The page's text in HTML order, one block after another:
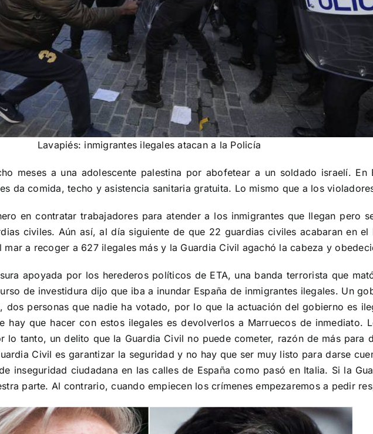
Lavapiés: inmigrantes ilegales atacan a la Policía
meses a una adolescente palestina por abofetear a un soldado israelí. En
da comida, techo y asistencia sanitaria gratuita. Lo mismo que a los
en contratar trabajadores para atender a los inmigrantes que llegan pero
civiles. Aún así, al día siguiente de que 22 guardias civiles acabaran en
a recoger a 627 ilegales más y la Guardia Civil agachó la cabeza y
apoyada por los herederos políticos de ETA, una banda terrorista que
de investidura dijo que iba a inundar España de inmigrantes ilegales. Un
dos personas que nadie ha votado, por lo que la actuación del gobierno es
hay que hacer con estos ilegales es devolverlos a Marruecos de inmediato.
tanto, un delito que la Guardia Civil no puede cometer, razón de más para
Civil es garantizar la seguridad y no hay que ser muy listo para darse
inseguridad ciudadana en las calles de España como pasó en Italia. Si la
parte. Al contrario, cuando empiecen los crímenes empezaremos a pedir